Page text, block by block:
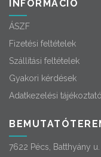
INFORMÁCIÓ
ÁSZF
Fizetési feltételek
Szállítási feltételek
Gyakori kérdések
Adatkezelési tájékoztató
7622 Pécs, Batthyány u.